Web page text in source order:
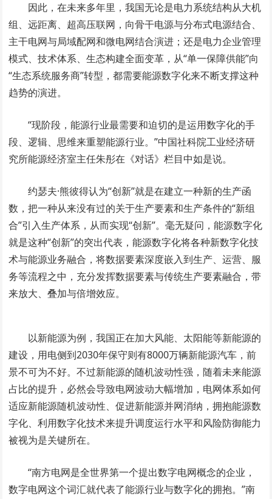
因此，在未来多年里，我国无论是电力系统结构从大机
组、远距离、超高压联网，向骨干电源与分布式电源结合、
主干电网与局域配网和微电网结合演进；还是电力企业管理
模式、技术体系、生态构建全面变革，从“单一保障供能”向
“生态系统服务商”转型，都需要能源数字化来不断支撑这种
趋势的演进。
“现阶段，能源行业最需要和迫切的是运用数字化的手
段、逻辑、思维来重塑能源行业。”中国社科院工业经济研
究所能源经济室主任朱彤在《对话》栏目中如是说。
约瑟夫·熊彼得认为“创新”就是在建立一种新的生产函
数，把一种从来没有过的关于生产要素和生产条件的“新组
合”引入生产体系，从而实现“创新”。毫无疑问，能源数字化
就是这种“创新”的突出代表，能源数字化将各种新数字化技
术与能源业务融合，将数据要素深度嵌入到生产、运营、服
务等流程之中，充分发挥数据要素与传统生产要素融合，带
来放大、叠加与倍增效应。
以新能源为例，我国正在加大风能、太阳能等新能源的
建设，用电侧到2030年保守则有8000万辆新能源汽车，前
景不可为不好。不过新能源的随机波动性强，随着未来能源
占比的提升，必然会导致电网波动大幅增加，电网体系如何
适应新能源随机波动性、促进新能源并网消纳，拥抱能源数
字化、利用数字化技术来提升调度运行水平和风险防御能力
被视为是关键所在。
“南方电网是全世界第一个提出数字电网概念的企业，
数字电网这个词汇就代表了能源行业与数字化的拥抱。”南